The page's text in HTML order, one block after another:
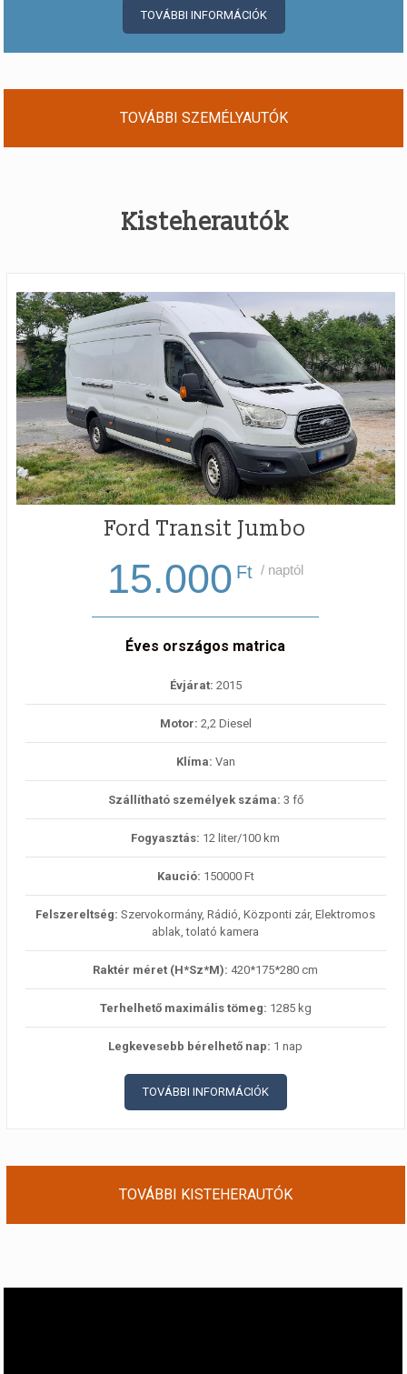
TOVÁBBI INFORMÁCIÓK
TOVÁBBI SZEMÉLYAUTÓK
Kisteherautók
Ford Transit Jumbo
15.000 Ft / naptól
Éves országos matrica
Évjárat: 2015
Motor: 2,2 Diesel
Klíma: Van
Szállítható személyek száma: 3 fő
Fogyasztás: 12 liter/100 km
Kaució: 150000 Ft
Felszereltség:Szervokormány, Rádió, Központi zár, Elektromos
ablak, tolató kamera
Raktér méret (H*Sz*M): 420*175*280 cm
Terhelhető maximális tömeg: 1285 kg
Legkevesebb bérelhető nap: 1 nap
TOVÁBBI INFORMÁCIÓK
TOVÁBBI KISTEHERAUTÓK